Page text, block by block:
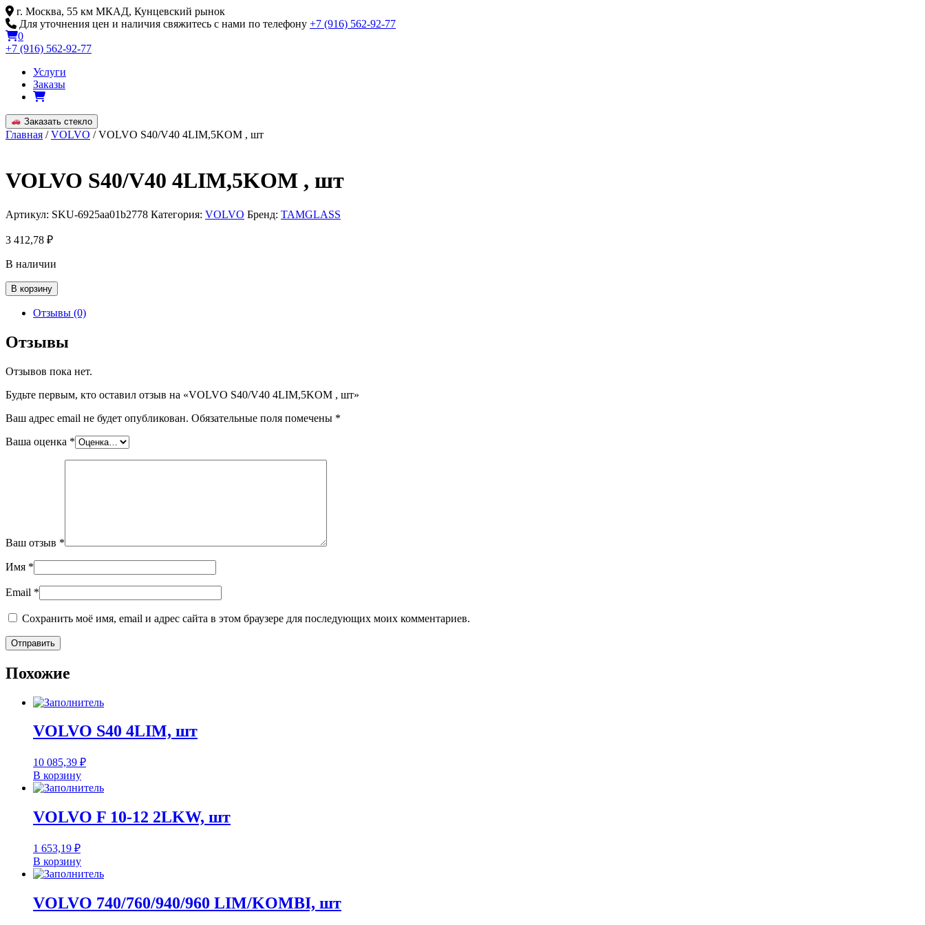
Skip
to
content
г. Москва, 55 км МКАД, Кунцевский рынок
Для уточнения цен и наличия свяжитесь с нами по телефону +7 (916) 562-92-77
0
+7 (916) 562-92-77
Услуги
Заказы
Заказать стекло
Главная /VOLVO / VOLVO S40/V40 4LIM,5KOM , шт
VOLVO S40/V40 4LIM,5KOM , шт
Артикул: SKU-6925aa01b2778 Категория: VOLVO Бренд: TAMGLASS
3 412,78 ₽
В наличии
Количество
товара
VOLVO
4LIM,5KOM
,
В корзину
Отзывы (0)
Отзывы
Отзывов пока нет.
Будьте первым, кто оставил отзыв на «VOLVO S40/V40 4LIM,5KOM , шт»
Ваш адрес email не будет опубликован. Обязательные поля помечены *
Ваша оценка *
Ваш отзыв *
Имя *
Email *
Сохранить моё имя, email и адрес сайта в этом браузере для последующих моих комментариев.
Похожие
VOLVO S40 4LIM, шт
10 085,39 ₽
В корзину
VOLVO F 10-12 2LKW, шт
1 653,19 ₽
В корзину
VOLVO 740/760/940/960 LIM/KOMBI, шт